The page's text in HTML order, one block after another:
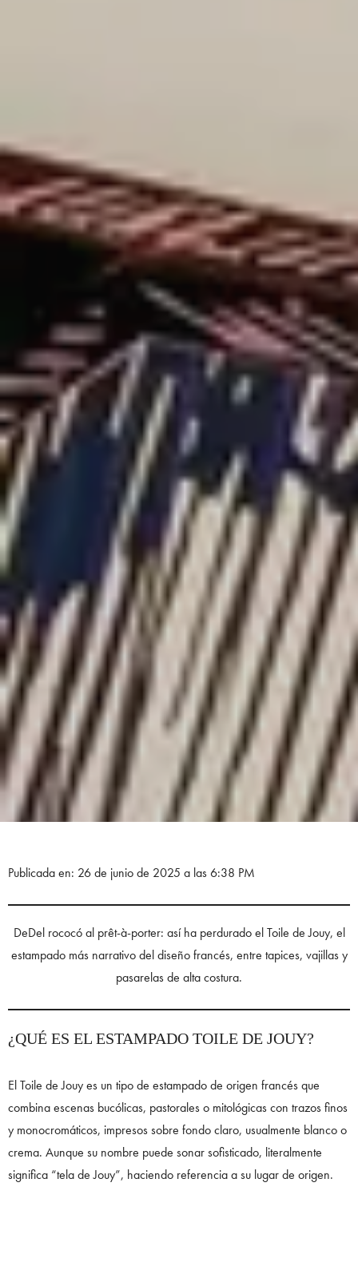
Publicada en: 26 de junio de 2025 a las 6:38 PM
DeDel rococó al prêt-à-porter: así ha perdurado el Toile de Jouy, el
estampado más narrativo del diseño francés, entre tapices, vajillas y
pasarelas de alta costura.
¿QUÉ ES EL ESTAMPADO TOILE DE JOUY?
El Toile de Jouy es un tipo de estampado de origen francés que
combina escenas bucólicas, pastorales o mitológicas con trazos finos
y monocromáticos, impresos sobre fondo claro, usualmente blanco o
crema. Aunque su nombre puede sonar sofisticado, literalmente
significa “tela de Jouy”, haciendo referencia a su lugar de origen.